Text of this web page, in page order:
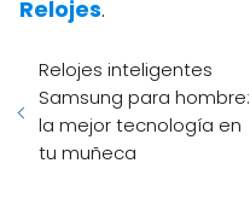
Relojes.
Relojes inteligentes
Samsung para hombre:
la mejor tecnología en
tu muñeca